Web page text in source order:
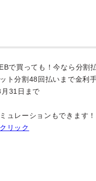
で買っても！今なら分割
ト分割48回払いまで金利
31日まで
ュレーションもできます！
リック